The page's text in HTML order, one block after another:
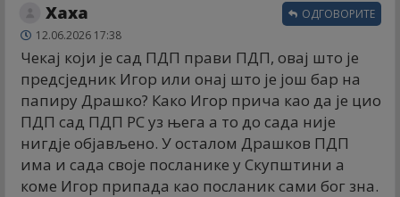
Хаха
12.06.2026 17:38
Чекај који је сад ПДП прави ПДП, овај што је
предсједник Игор или онај што је још бар на
папиру Драшко? Како Игор прича као да је цио
ПДП сад ПДП РС уз њега а то до сада није
нигдје објављено. У осталом Драшков ПДП
има и сада своје посланике у Скупштини а
коме Игор припада као посланик сами бог зна.
ОДГОВОРИТЕ